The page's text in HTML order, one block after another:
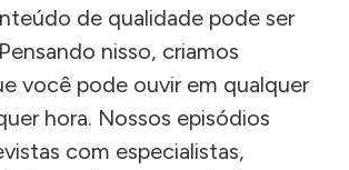
de qualidade pode ser
nisso, criamos
você pode ouvir em qualquer
hora. Nossos episódios
com especialistas,